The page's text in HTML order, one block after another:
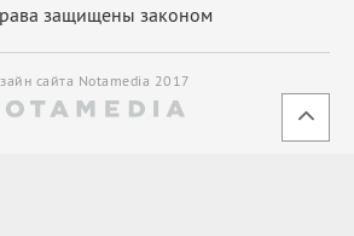
защищены законом
сайта Notamedia 2017